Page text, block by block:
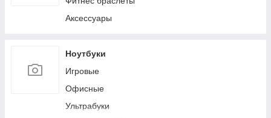
Аксессуары
Ноутбуки
Игровые
Офисные
Ультрабуки